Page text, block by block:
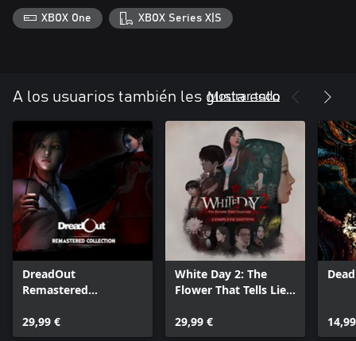
XBOX One XBOX Series X|S
A los usuarios también les gusta esto
Mostrar todo
DreadOut
Remastered
29,99 €
White Day 2: The
Flower That Tells Lies
29,99 €